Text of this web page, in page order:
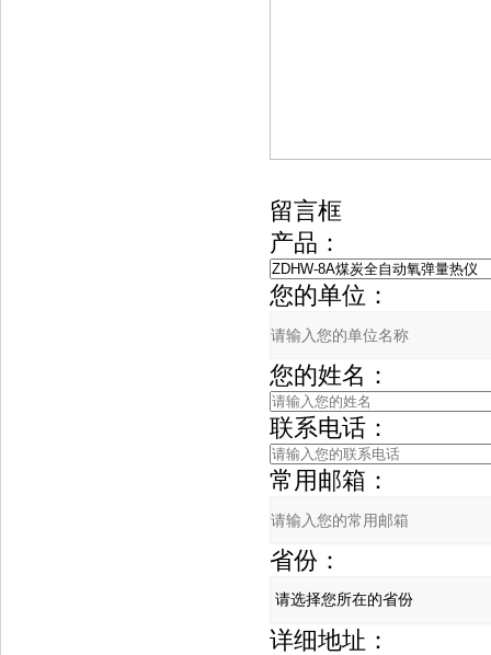
留言框
产品：
您的单位：
您的姓名：
联系电话：
常用邮箱：
省份：
详细地址：